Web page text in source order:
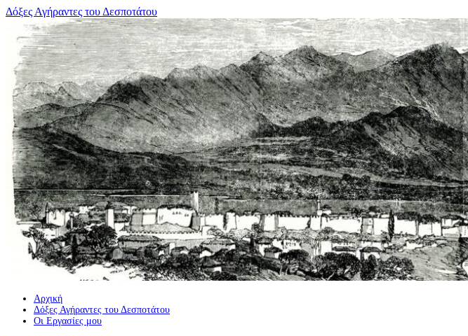
Μετάβαση
περιεχόμενο
Δόξες Αγήραντες του Δεσποτάτου
Αρχική
Δόξες Αγήραντες του Δεσποτάτου
Οι Eργασίες μου